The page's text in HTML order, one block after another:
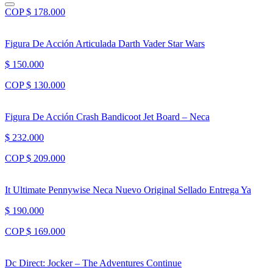
COP $ 178.000
Figura De Acción Articulada Darth Vader Star Wars
$ 150.000
COP $ 130.000
Figura De Acción Crash Bandicoot Jet Board – Neca
$ 232.000
COP $ 209.000
It Ultimate Pennywise Neca Nuevo Original Sellado Entrega Ya
$ 190.000
COP $ 169.000
Dc Direct: Jocker – The Adventures Continue